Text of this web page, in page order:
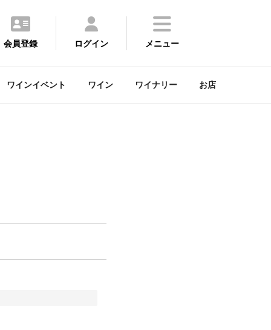
会員登録 ログイン メニュー
ワインイベント ワイン ワイナリー お店